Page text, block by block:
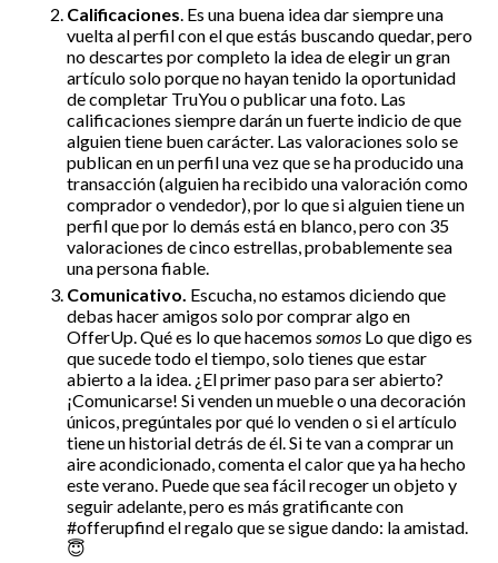
Calificaciones. Es una buena idea dar siempre una
vuelta al perfil con el que estás buscando quedar, pero
no descartes por completo la idea de elegir un gran
artículo solo porque no hayan tenido la oportunidad
de completar TruYou o publicar una foto. Las
calificaciones siempre darán un fuerte indicio de que
alguien tiene buen carácter. Las valoraciones solo se
publican en un perfil una vez que se ha producido una
transacción (alguien ha recibido una valoración como
comprador o vendedor), por lo que si alguien tiene un
perfil que por lo demás está en blanco, pero con 35
valoraciones de cinco estrellas, probablemente sea
una persona fiable.
Comunicativo. Escucha, no estamos diciendo que
debas hacer amigos solo por comprar algo en
OfferUp. Qué es lo que hacemos somos Lo que digo es
que sucede todo el tiempo, solo tienes que estar
abierto a la idea. ¿El primer paso para ser abierto?
¡Comunicarse! Si venden un mueble o una decoración
únicos, pregúntales por qué lo venden o si el artículo
tiene un historial detrás de él. Si te van a comprar un
aire acondicionado, comenta el calor que ya ha hecho
este verano. Puede que sea fácil recoger un objeto y
seguir adelante, pero es más gratificante con
#offerupfind el regalo que se sigue dando: la amistad.
😇